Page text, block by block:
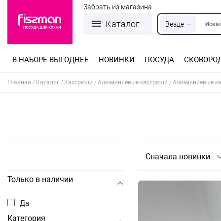
Каталог Везде
Забрать из магазина
В НАБОРЕ ВЫГОДНЕЕ НОВИНКИ ПОСУДА
Главная Каталог Кастрюли Алюминиевые кастрюли Алюминиевые
Только в наличии
Да
Категория
Сначала новинки